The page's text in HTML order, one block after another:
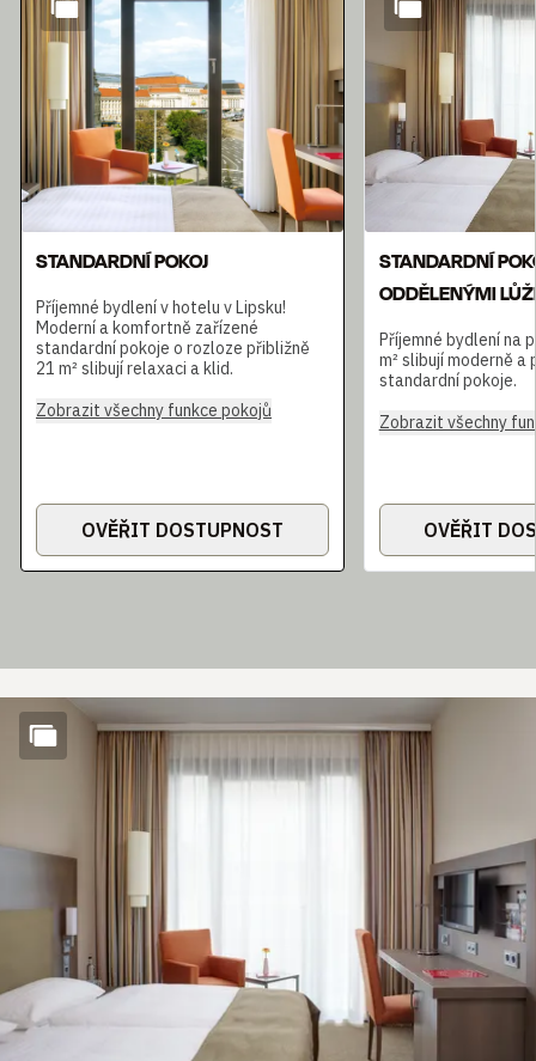
STANDARDNÍ POKOJ
Příjemné bydlení v hotelu v Lipsku!
Moderní a komfortně zařízené
standardní pokoje o rozloze přibližně
21 m² slibují relaxaci a klid.
Zobrazit všechny funkce pokojů
OVĚŘIT DOSTUPNOST
STANDARDNÍ
ODDĚLENÝMI
Příjemné bydlení na
m² slibují moderně a
standardní pokoje.
Zobrazit všechny
OVĚŘIT